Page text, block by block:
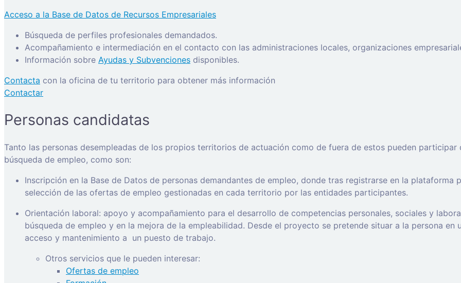
Acceso a la Base de Datos de Recursos Empresariales
Búsqueda de perfiles profesionales demandados.
Acompañamiento e intermediación en el contacto con las administraciones locales, organizaciones
Información sobre Ayudas y Subvenciones disponibles.
Contacta con la oficina de tu territorio para obtener más información
Contactar
Personas candidatas
Tanto las personas desempleadas de los propios territorios de actuación como de fuera de estos pueden
búsqueda de empleo, como son:
Inscripción en la Base de Datos de personas demandantes de empleo, donde tras registrarse en la
selección de las ofertas de empleo gestionadas en cada territorio por las entidades participantes.
Orientación laboral: apoyo y acompañamiento para el desarrollo de competencias personales, sociales y
búsqueda de empleo y en la mejora de la empleabilidad. Desde el proyecto se pretende situar a la persona
acceso y mantenimiento a un puesto de trabajo.
Otros servicios que le pueden interesar:
Ofertas de empleo